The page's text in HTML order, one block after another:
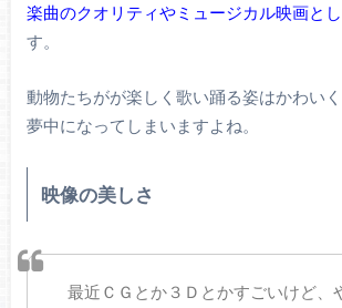
楽曲のクオリティやミュージカル映画と
す。
動物たちがが楽しく歌い踊る姿はかわい
夢中になってしまいますよね。
映像の美しさ
最近ＣＧとか３Ｄとかすごいけど、